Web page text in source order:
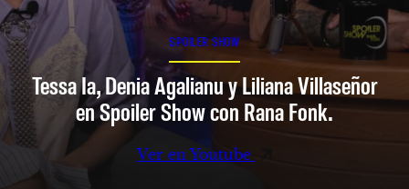
SPOILER SHOW
Tessa Ia, Denia Agalianu y Liliana Villaseñor
en Spoiler Show con Rana Fonk.
Ver en Youtube